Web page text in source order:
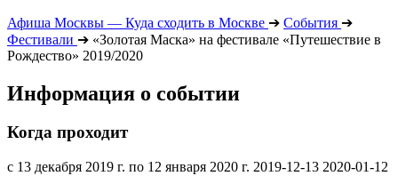
Афиша Москвы — Куда сходить в Москве ➔ События ➔
Фестивали ➔ «Золотая Маска» на фестивале «Путешествие в
Рождество» 2019/2020
Информация о событии
Когда проходит
с 13 декабря 2019 г. по 12 января 2020 г. 2019-12-13 2020-01-12